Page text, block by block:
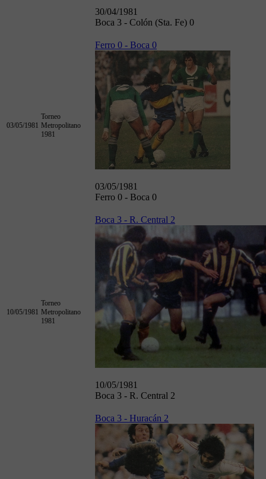
30/04/1981
Boca 3 - Colón (Sta. Fe) 0
03/05/1981
Torneo
Metropolitano
1981
Ferro 0 - Boca 0
03/05/1981
Ferro 0 - Boca 0
10/05/1981
Torneo
Metropolitano
1981
Boca 3 - R. Central 2
10/05/1981
Boca 3 - R. Central 2
Boca 3 - Huracán 2